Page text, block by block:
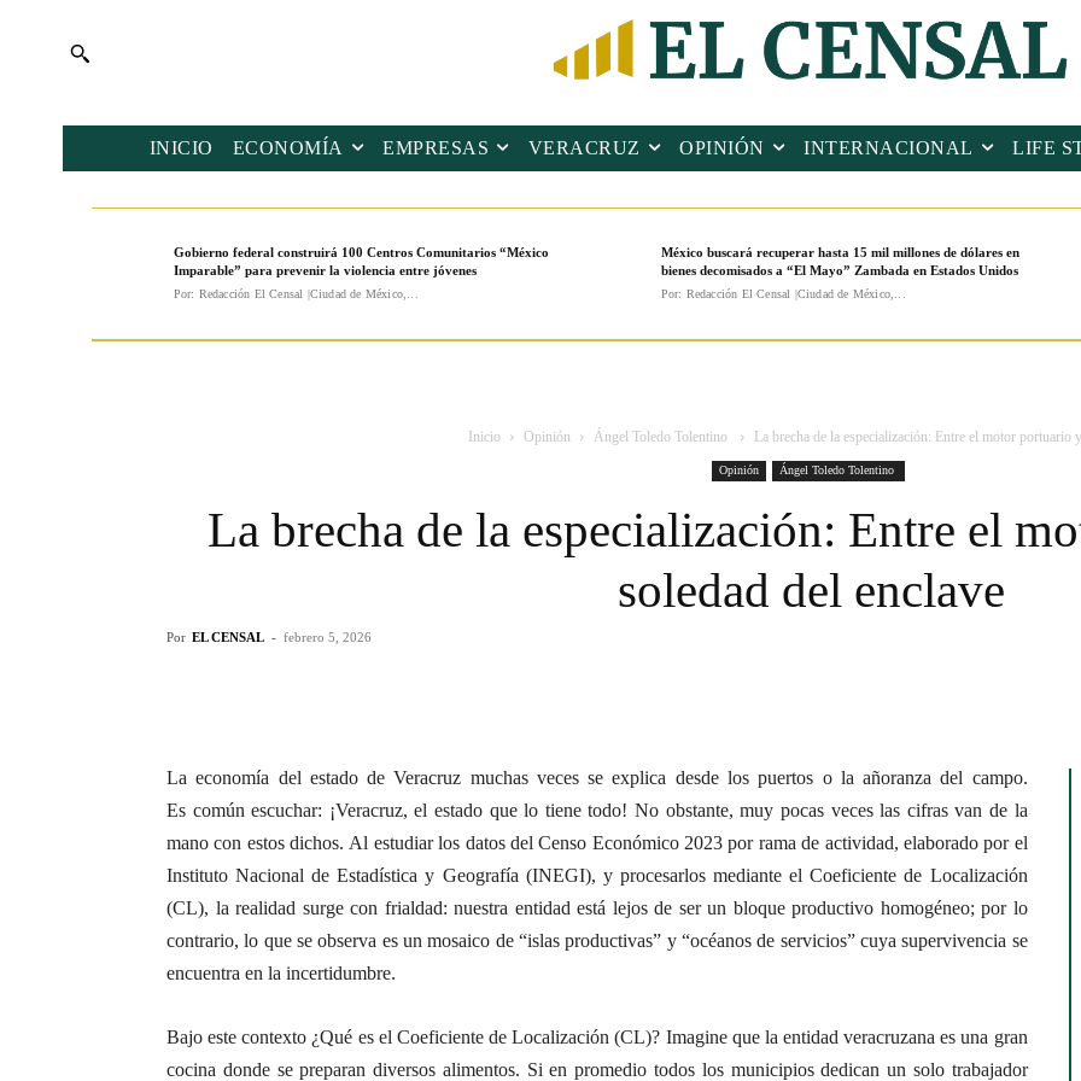
INICIO ECONOMÍA EMPRESAS VERACRUZ OPINIÓN INTERNACIONAL LIFE
Gobierno federal construirá 100 Centros Comunitarios “México
Imparable” para prevenir la violencia entre jóvenes
Por: Redacción El Censal |Ciudad de México,...
México buscará recuperar hasta 15 mil millones de dólares en
bienes decomisados a “El Mayo” Zambada en Estados Unidos
Por: Redacción El Censal |Ciudad de México,...
Inicio Opinión Ángel Toledo Tolentino La brecha de la especialización: Entre el motor portuario
Opinión Ángel Toledo Tolentino
La brecha de la especialización: Entre el
soledad del enclave
Por EL CENSAL - febrero 5, 2026
La economía del estado de Veracruz muchas veces se explica desde los puertos o la añoranza del campo.
Es común escuchar: ¡Veracruz, el estado que lo tiene todo! No obstante, muy pocas veces las cifras van de la
mano con estos dichos. Al estudiar los datos del Censo Económico 2023 por rama de actividad, elaborado por el
Instituto Nacional de Estadística y Geografía (INEGI), y procesarlos mediante el Coeficiente de Localización
(CL), la realidad surge con frialdad: nuestra entidad está lejos de ser un bloque productivo homogéneo; por lo
contrario, lo que se observa es un mosaico de “islas productivas” y “océanos de servicios” cuya supervivencia se
encuentra en la incertidumbre.
Bajo este contexto ¿Qué es el Coeficiente de Localización (CL)? Imagine que la entidad veracruzana es una gran
cocina donde se preparan diversos alimentos. Si en promedio todos los municipios dedican un solo trabajador